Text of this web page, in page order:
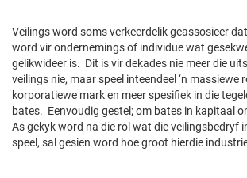
Veilings word soms verkeerdelik geassosieer
word vir ondernemings of individue wat
gelikwideer is. Dit is vir dekades nie meer die
veilings nie, maar speel inteendeel ‘n massiewe
korporatiewe mark en meer spesifiek in die
bates. Eenvoudig gestel; om bates in kapitaal
As gekyk word na die rol wat die veilingsbedryf
speel, sal gesien word hoe groot hierdie